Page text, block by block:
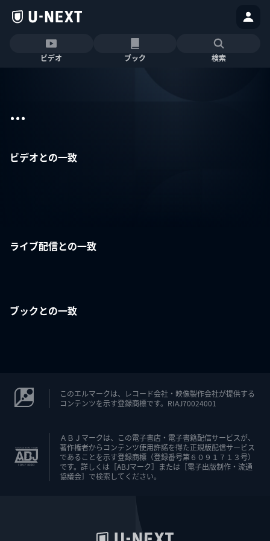
ビデオ ブック 検索
...
ビデオとの一致
ライブ配信との一致
ブックとの一致
このエルマークは、レコード会社・映像製作会社が提供する
コンテンツを示す登録商標です。RIAJ70024001
ＡＢＪマークは、この電子書店・電子書籍配信サービスが、
著作権者からコンテンツ使用許諾を得た正規版配信サービス
であることを示す登録商標（登録番号第６０９１７１３号）
です。詳しくは［ABJマーク］または［電子出版制作・流通
協議会］で検索してください。